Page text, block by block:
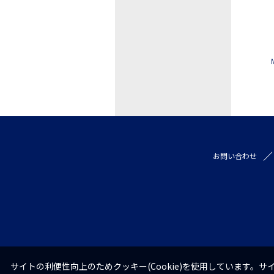
お問い合わせ
サイトの利便性向上のためクッキー(Cookie)を使用しています。